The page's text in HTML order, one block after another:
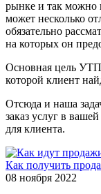
рынке и так можно
может несколько
обязательно
на которых он
Основная цель УТП
которой клиент
Отсюда и наша
заказ услуг в
для клиента.
Как получить
08 ноября 2022